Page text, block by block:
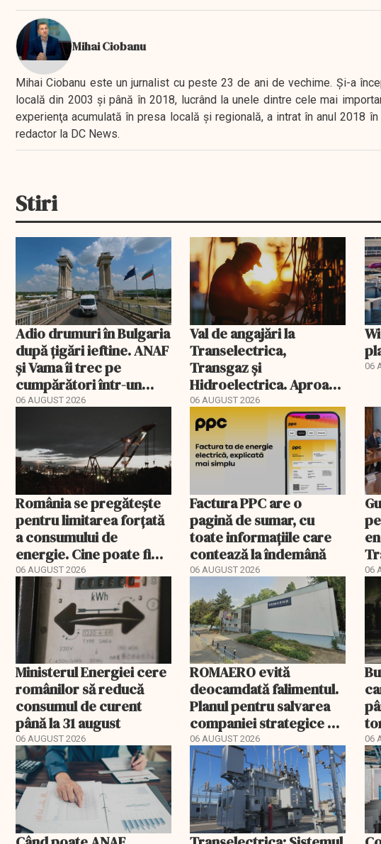
Mihai Ciobanu
Mihai Ciobanu este un jurnalist cu peste 23 de ani de vechime. Şi-a
locală din 2003 şi până în 2018, lucrând la unele dintre cele mai
experienţa acumulată în presa locală şi regională, a intrat în anul 2018
redactor la DC News.
Stiri
Adio drumuri în Bulgaria
după țigări ieftine. ANAF
și Vama îi trec pe
cumpărători într-un
registru electronic
06 AUGUST 2026
Val de angajări la
Transelectrica,
Transgaz și
Hidroelectrica. Aproape
400 de posturi aprobate
06 AUGUST 2026
06
România se pregătește
pentru limitarea forțată
a consumului de
energie. Cine poate fi
deconectat
06 AUGUST 2026
Factura PPC are o
pagină de sumar, cu
toate informațiile care
contează la îndemână
06 AUGUST 2026 06
Ministerul Energiei cere
românilor să reducă
consumul de curent
până la 31 august
06 AUGUST 2026
ROMAERO evită
deocamdată falimentul.
Planul pentru salvarea
companiei strategice a
fost confirmat
06 AUGUST 2026 06